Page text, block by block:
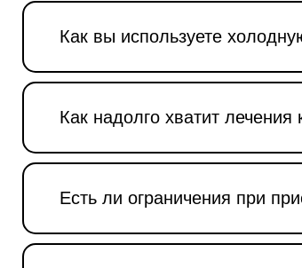
Как вы используете
Как надолго хватит лечения
Есть ли ограничения при